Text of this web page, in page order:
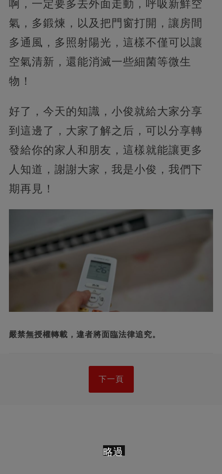
啊，一定要多去外面走動，呼吸新鮮空
氣，多鍛煉，以及把門窗打開，讓房間
多通風，多照射陽光，這樣不僅可以讓
空氣清新，還能消滅一些細菌等微生
物！
好了，今天的知識，小俊就給大家分享
到這邊了，大家了解之后，可以分享轉
發給你的家人和朋友，這樣就能讓更多
人知道，謝謝大家，我是小俊，我們下
期再見！
嚴禁無授權轉載，違者將面臨法律追究。
下一頁
略過